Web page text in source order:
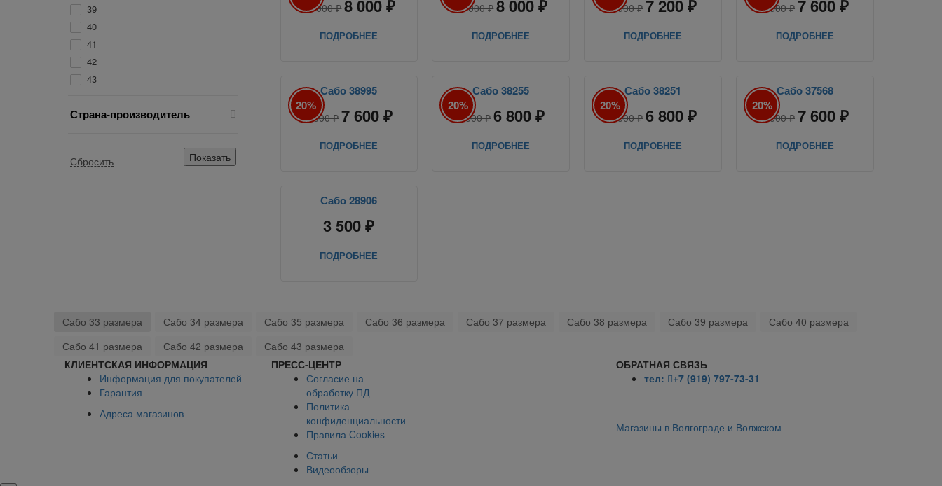
39
40
41
42
43
Страна-производитель
10 000 ₽ 8 000 ₽
ПОДРОБНЕЕ
10 000 ₽ 8 000 ₽
ПОДРОБНЕЕ
9 000 ₽ 7 200 ₽
ПОДРОБНЕЕ
9 500 ₽ 7 600 ₽
ПОДРОБНЕЕ
20%
Сабо 38995
9 500 ₽ 7 600 ₽
ПОДРОБНЕЕ
20%
Сабо 38255
8 500 ₽ 6 800 ₽
ПОДРОБНЕЕ
20%
Сабо 38251
8 500 ₽ 6 800 ₽
ПОДРОБНЕЕ
20%
Сабо 37568
9 500 ₽ 7 600 ₽
ПОДРОБНЕЕ
Сабо 28906
3 500 ₽
ПОДРОБНЕЕ
Сабо 33 размера Сабо 34 размера Сабо 35 размера Сабо 36 размера Сабо 37 размера Сабо 38 размера Сабо 39 размера
Сабо 40 размера
Сабо 41 размера
Сабо 42 размера
Сабо 43 размера
КЛИЕНТСКАЯ ИНФОРМАЦИЯ
ПРЕСС-ЦЕНТР
ОБРАТНАЯ СВЯЗЬ
Информация для покупателей
Гарантия
Адреса магазинов
Согласие на
обработку ПД
Политика
конфиденциальности
Правила Cookies
Статьи
Видеообзоры
тел: +7 (919) 797-73-31
Магазины в Волгограде и Волжском